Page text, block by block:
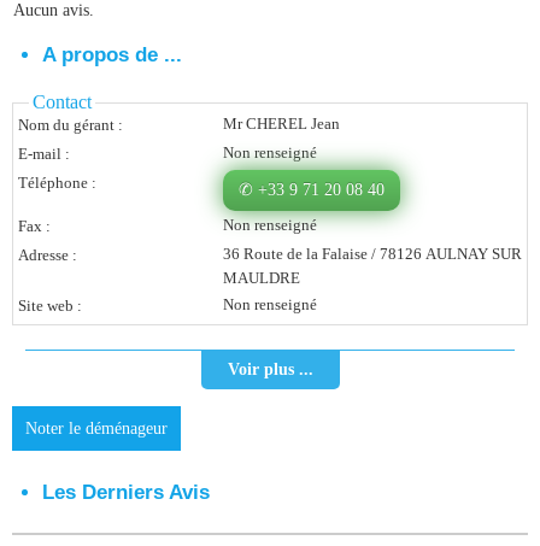
Comment Ça Marche ?
Quels Bénéfices Pour Ma Société ?
Témoignages Adhérents
Comment S’inscrire ?
Contact
Aucun avis.
A propos de ...
Contact
Nom du gérant :
Mr CHEREL Jean
E-mail :
Non renseigné
Téléphone :
✆ +33 9 71 20 08 40
Fax :
Non renseigné
Adresse :
36 Route de la Falaise / 78126 AULNAY SUR
MAULDRE
Site web :
Non renseigné
Voir plus ...
Noter le déménageur
Les Derniers Avis